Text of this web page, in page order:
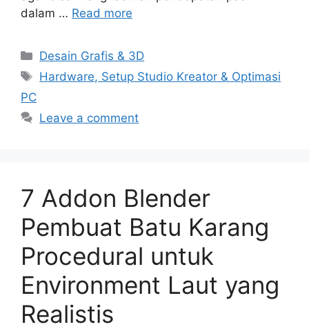
dalam … Read more
Categories
Desain Grafis & 3D
Tags
Hardware, Setup Studio Kreator & Optimasi
PC
Leave a comment
7 Addon Blender
Pembuat Batu Karang
Procedural untuk
Environment Laut yang
Realistis